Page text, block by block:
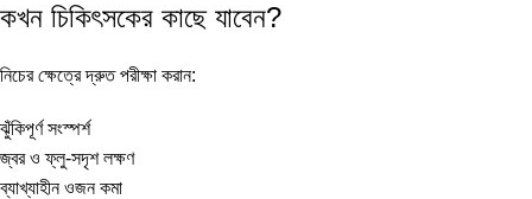
কখন চিকিৎসকের কাছে যাবেন?
নিচের ক্ষেত্রে দ্রুত পরীক্ষা করান:
ঝুঁকিপূর্ণ সংস্পর্শ
জ্বর ও ফ্লু-সদৃশ লক্ষণ
ব্যাখ্যাহীন ওজন কমা